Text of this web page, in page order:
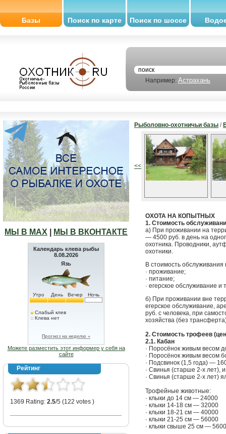
Базы Поиск по карте Поиск по шоссе
Например: Астрахань
МЫ В МАХ МЫ В ВКОНТАКТЕ
Календарь клева рыбы
8.08.2026
Язь
Утро День Вечер Ночь
Слабый клев
Клева нет
Прогноз на неделю »
Можете разместить этот информер у себя на
сайте
Рейтинг
1369 Rating: 2.5/5 (122 votes )
Рыболовно-охотничьи базы /
<<
ОХОТА НА КОПЫТНЫХ
1. Стоимость
а) При проживании на
— 4500 руб. в день на
охотника. Проводники,
охотники.
В стоимость обслуживания
· проживание;
· питание;
· егерское обслуживание и
б) При проживании вне
егерское обслуживание,
руб. с человека, при
хозяйства (без
2. Стоимость трофеев
2.1. Кабан
· Поросёнок живым весом
· Поросёнок живым весом
· Подсвинок (1,5 года) —
· Свинья (старше 2-х лет),
· Свинья (старше 2-х лет)
Трофейные животные:
· клыки до 14 см — 24000
· клыки 14-18 см — 32000
· клыки 18-21 см — 40000
· клыки 21-25 см — 56000
· клыки свыше 25 см —